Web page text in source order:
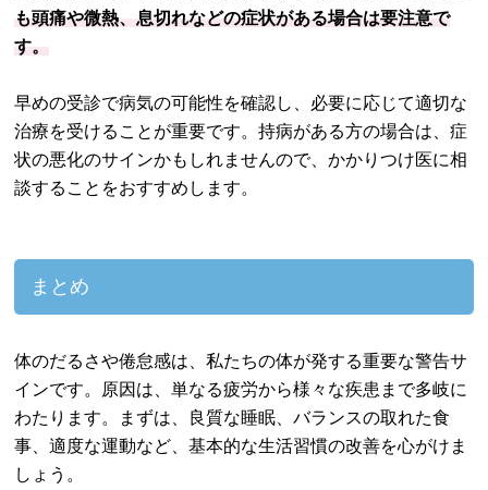
も頭痛や微熱、息切れなどの症状がある場合は要注意で
す。
早めの受診で病気の可能性を確認し、必要に応じて適切な
治療を受けることが重要です。持病がある方の場合は、症
状の悪化のサインかもしれませんので、かかりつけ医に相
談することをおすすめします。
まとめ
体のだるさや倦怠感は、私たちの体が発する重要な警告サ
インです。原因は、単なる疲労から様々な疾患まで多岐に
わたります。まずは、良質な睡眠、バランスの取れた食
事、適度な運動など、基本的な生活習慣の改善を心がけま
しょう。